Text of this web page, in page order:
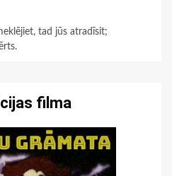
tad jūs atradīsit;
filma